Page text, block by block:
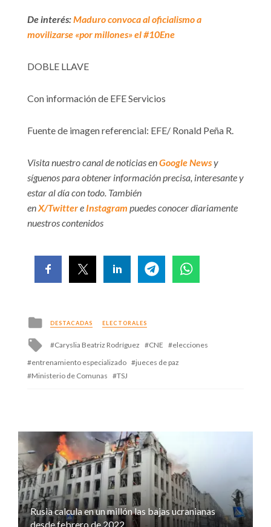
De interés:Maduro convoca al oficialismo a
movilizarse «por millones» el #10Ene
DOBLE LLAVE
Con información de EFE Servicios
Fuente de imagen referencial: EFE/ Ronald Peña R.
Visita nuestro canal de noticias enGoogle Newsy
síguenos para obtener información precisa, interesante y
estar al día con todo. También
enX/Twittere Instagram puedes conocer diariamente
nuestros contenidos
Posted
in
DESTACADAS ELECTORALES
Tagged
Caryslia Beatriz Rodríguez CNE
elecciones
entrenamiento especializado
jueces de paz
Ministerio de Comunas
TSJ
Rusia calcula en un millón las bajas ucranianas
desde febrero de 2022